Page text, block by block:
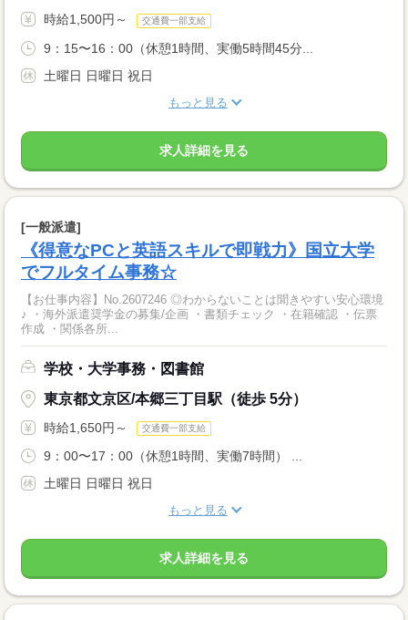
時給1,500円～ 交通費一部支給
9：15〜16：00（休憩1時間、実働5時間45分...
土曜日 日曜日 祝日
もっと見る
求人詳細を見る
[一般派遣]
《得意なPCと英語スキルで即戦力》国立大学
でフルタイム事務☆
【お仕事内容】No.2607246 ◎わからないことは聞きやすい安心環境
♪ ・海外派遣奨学金の募集/企画 ・書類チェック ・在籍確認 ・伝票
作成 ・関係各所...
学校・大学事務・図書館
東京都文京区/本郷三丁目駅（徒歩 5分）
時給1,650円～ 交通費一部支給
9：00〜17：00（休憩1時間、実働7時間） ...
土曜日 日曜日 祝日
もっと見る
求人詳細を見る